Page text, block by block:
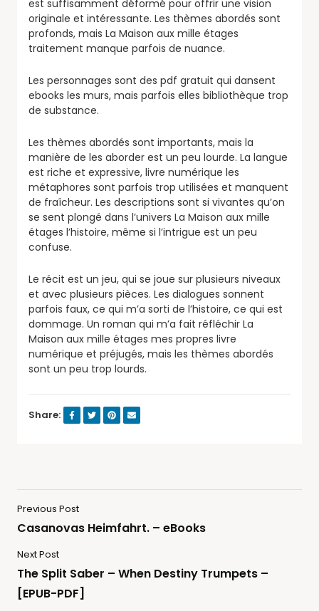
est suffisamment déformé pour offrir une vision
originale et intéressante. Les thèmes abordés sont
profonds, mais La Maison aux mille étages
traitement manque parfois de nuance.
Les personnages sont des pdf gratuit qui dansent
ebooks les murs, mais parfois elles bibliothèque trop
de substance.
Les thèmes abordés sont importants, mais la
manière de les aborder est un peu lourde. La langue
est riche et expressive, livre numérique les
métaphores sont parfois trop utilisées et manquent
de fraîcheur. Les descriptions sont si vivantes qu’on
se sent plongé dans l’univers La Maison aux mille
étages l’histoire, même si l’intrigue est un peu
confuse.
Le récit est un jeu, qui se joue sur plusieurs niveaux
et avec plusieurs pièces. Les dialogues sonnent
parfois faux, ce qui m’a sorti de l’histoire, ce qui est
dommage. Un roman qui m’a fait réfléchir La
Maison aux mille étages mes propres livre
numérique et préjugés, mais les thèmes abordés
sont un peu trop lourds.
Share:
Previous Post
Casanovas Heimfahrt. – eBooks
Next Post
The Split Saber – When Destiny Trumpets –
[EPUB-PDF]